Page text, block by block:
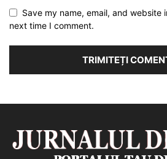
Save my name, email, and website
next time I comment.